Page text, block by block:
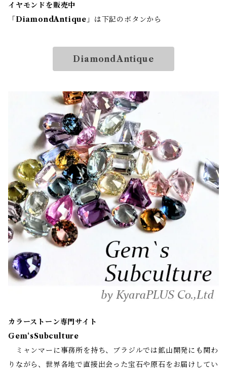
イヤモンドを販売中
「 DiamondAntique 」は下記のボタンから
DiamondAntique
カラーストーン専門サイト
Gem‘sSubculture
ミャンマーに事務所を持ち、ブラジルでは鉱山開発にも関わ
りながら、世界各地で直接出会った宝石や原石をお届けしてい